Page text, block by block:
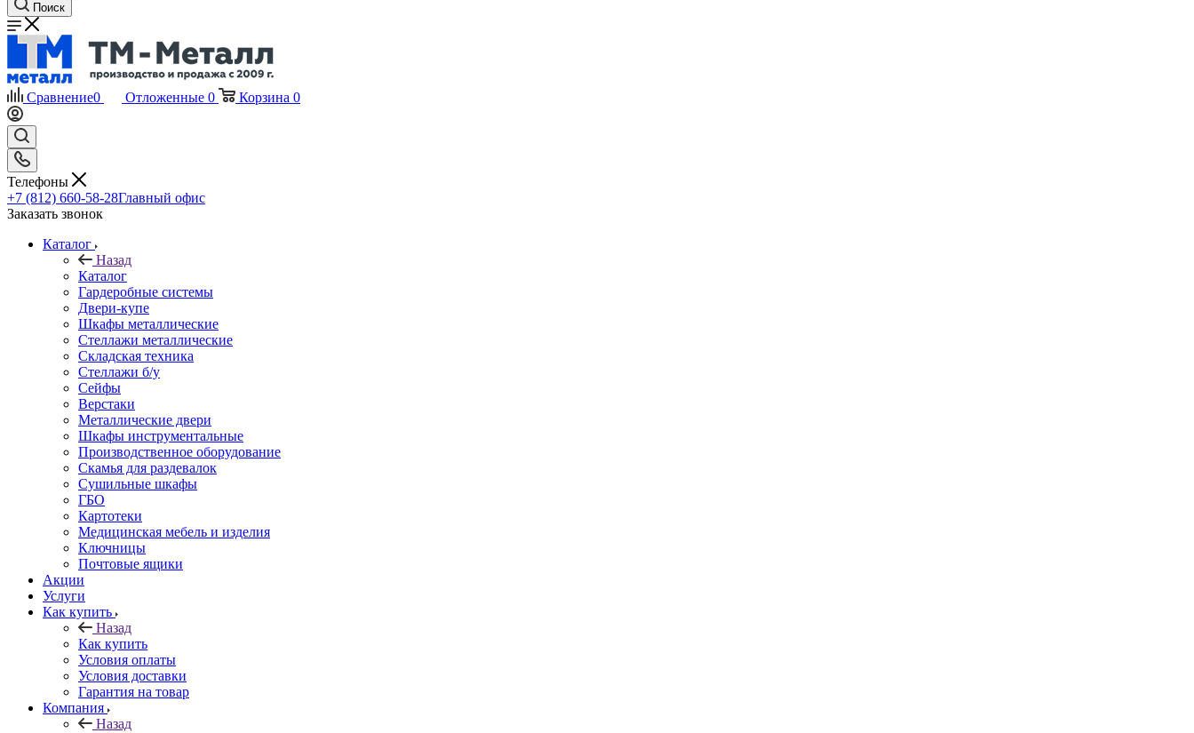
Поиск
Сравнение0 Отложенные 0 Корзина 0
Телефоны
+7 (812) 660-58-28Главный офис
Заказать звонок
Каталог
Назад
Каталог
Гардеробные системы
Двери-купе
Шкафы металлические
Стеллажи металлические
Складская техника
Стеллажи б/у
Сейфы
Верстаки
Металлические двери
Шкафы инструментальные
Производственное оборудование
Скамья для раздевалок
Сушильные шкафы
ГБО
Картотеки
Медицинская мебель и изделия
Ключницы
Почтовые ящики
Акции
Услуги
Как купить
Назад
Как купить
Условия оплаты
Условия доставки
Гарантия на товар
Компания
Назад